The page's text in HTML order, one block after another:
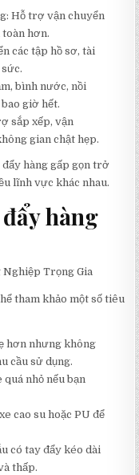
Hỗ trợ vận chuyển
toàn hơn.
các tập hồ sơ, tài
bình nước, nồi
giờ hết.
sắp xếp, vận
gian chật hẹp.
hàng gấp gọn trở
lĩnh vực khác nhau.
hàng
tham khảo một số tiêu
hơn nhưng không
cầu sử dụng.
nhỏ nếu bạn
cao su hoặc PU để
có tay đẩy kéo dài
thấp.